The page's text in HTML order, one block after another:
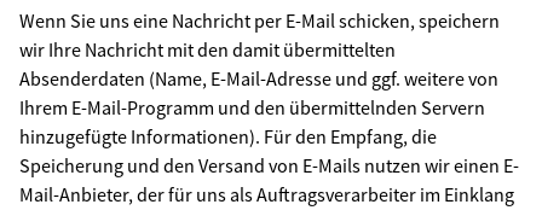
Wenn Sie uns eine Nachricht per E-Mail schicken, speichern
wir Ihre Nachricht mit den damit übermittelten
Absenderdaten (Name, E-Mail-Adresse und ggf. weitere von
Ihrem E-Mail-Programm und den übermittelnden Servern
hinzugefügte Informationen). Für den Empfang, die
Speicherung und den Versand von E-Mails nutzen wir einen E-
Mail-Anbieter, der für uns als Auftragsverarbeiter im Einklang